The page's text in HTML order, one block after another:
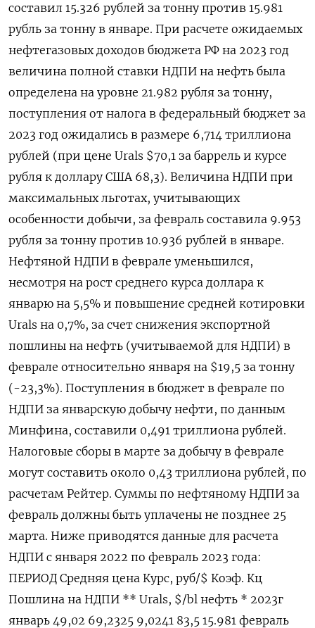
ПОДПИСАТЬСЯ
составил 15.326 рублей за тонну против 15.981
рубль за тонну в январе. При расчете ожидаемых
нефтегазовых доходов бюджета РФ на 2023 год
величина полной ставки НДПИ на нефть была
определена на уровне 21.982 рубля за тонну,
поступления от налога в федеральный бюджет за
2023 год ожидались в размере 6,714 триллиона
рублей (при цене Urals $70,1 за баррель и курсе
рубля к доллару США 68,3). Величина НДПИ при
максимальных льготах, учитывающих
особенности добычи, за февраль составила 9.953
рубля за тонну против 10.936 рублей в январе.
Нефтяной НДПИ в феврале уменьшился,
несмотря на рост среднего курса доллара к
январю на 5,5% и повышение средней котировки
Urals на 0,7%, за счет снижения экспортной
пошлины на нефть (учитываемой для НДПИ) в
феврале относительно января на $19,5 за тонну
(-23,3%). Поступления в бюджет в феврале по
НДПИ за январскую добычу нефти, по данным
Минфина, составили 0,491 триллиона рублей.
Налоговые сборы в марте за добычу в феврале
могут составить около 0,43 триллиона рублей, по
расчетам Рейтер. Суммы по нефтяному НДПИ за
февраль должны быть уплачены не позднее 25
марта. Ниже приводятся данные для расчета
НДПИ с января 2022 по февраль 2023 года:
ПЕРИОД Средняя цена Курс, руб/$ Коэф. Кц
Пошлина на НДПИ ** Urals, $/bl нефть * 2023г
январь 49,02 69,2325 9,0241 83,5 15.981 февраль